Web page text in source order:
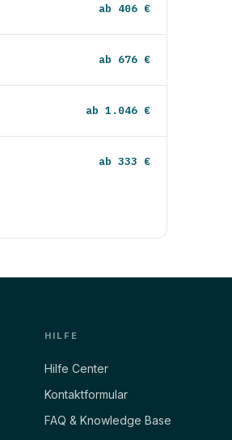
ab 406 €
ab 676 €
ab 1.046 €
ab 333 €
HILFE
Hilfe Center
Kontaktformular
FAQ & Knowledge Base